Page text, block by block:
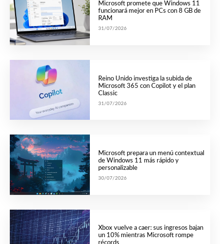
Microsoft promete que Windows 11
funcionará mejor en PCs con 8 GB de
RAM
31/07/2026
Reino Unido investiga la subida de
Microsoft 365 con Copilot y el plan
Classic
31/07/2026
Microsoft prepara un menú contextual
de Windows 11 más rápido y
personalizable
30/07/2026
Xbox vuelve a caer: sus ingresos bajan
un 10% mientras Microsoft rompe